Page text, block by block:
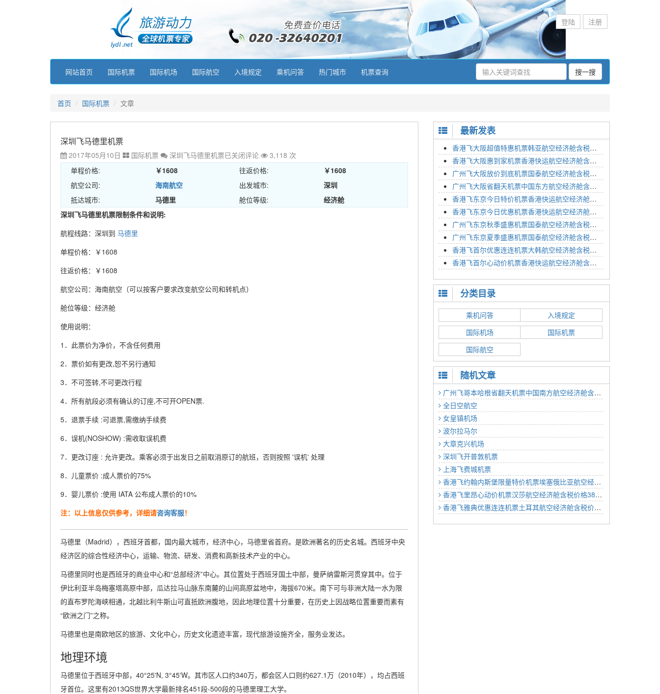
登陆 注册
网站首页 国际机票 国际机场 国际航空 入境规定 乘机问答 热门城市 机票查询 搜一搜
首页 国际机票 文章
深圳飞马德里机票
2017年05月10日 国际机票 深圳飞马德里机票已关闭评论
3,118 次
单程价格:
￥1608 往返价格:
￥1608
航空公司:
海南航空 出发城市:
深圳
抵达城市:
马德里 舱位等级:
经济舱
深圳飞马德里机票限制条件和说明:
航程线路：深圳到 马德里
单程价格：￥1608
往返价格：￥1608
航空公司：海南航空（可以按客户要求改变航空公司和转机点）
舱位等级：经济舱
使用说明：
1．此票价为净价，不含任何费用
2．票价如有更改,恕不另行通知
3．不可签转,不可更改行程
4．所有航段必须有确认的订座,不可开OPEN票.
5．退票手续 :可退票,需缴纳手续费
6．误机(NOSHOW) :需收取误机费
7．更改订座 : 允许更改。乘客必须于出发日之前取消原订的航班，否则按照 '误机' 处理
8．儿童票价 :成人票价的75%
9．婴儿票价 :使用 IATA 公布成人票价的10%
注：以上信息仅供参考，详细请咨询客服！
马德里（Madrid），西班牙首都，国内最大城市，经济中心，马德里省首府。是欧洲著名的历史名城。西班牙中央
经济区的综合性经济中心，运输、物流、研发、消费和高新技术产业的中心。
马德里同时也是西班牙的商业中心和“总部经济”中心。其位置处于西班牙国土中部，曼萨纳雷斯河贯穿其中。位于
伊比利亚半岛梅塞塔高原中部，瓜达拉马山脉东南麓的山间高原盆地中，海拔670米。南下可与非洲大陆一水为限
的直布罗陀海峡相通，北越比利牛斯山可直抵欧洲腹地，因此地理位置十分重要，在历史上因战略位置重要而素有
“欧洲之门”之称。
马德里也是南欧地区的旅游、文化中心，历史文化遗迹丰富，现代旅游设施齐全，服务业发达。
地理环境
马德里位于西班牙中部，40°25'N, 3°45'W。其市区人口约340万，都会区人口则约627.1万（2010年），均占西班
牙首位。这里有2013QS世界大学最新排名451段-500段的马德里理工大学。
最新发表
香港飞大阪超值特惠机票韩亚航空经济舱含税价格2295元2023年01月26日
香港飞大阪惠到家机票香港快运航空经济舱含税价格1648元2023年01月26日
广州飞大阪放价到底机票国泰航空经济舱含税价格3054元2023年01月26日
广州飞大阪省翻天机票中国东方航空经济舱含税价格2133元2023年01月26日
香港飞东京今日特价机票香港快运航空经济舱含税价格1762元2023年01月26日
香港飞东京今日优惠机票香港快运航空经济舱含税价格1545元2023年01月26日
广州飞东京秋季盛惠机票国泰航空经济舱含税价格4054元2023年01月26日
广州飞东京夏季盛惠机票国泰航空经济舱含税价格2614元2023年01月26日
香港飞首尔优惠连连机票大韩航空经济舱含税价格1350元2023年01月24日
香港飞首尔心动价机票香港快运航空经济舱含税价格1186元2023年01月24日
分类目录
乘机问答
入境规定
国际机场
国际机票
国际航空
随机文章
广州飞哥本哈根省翻天机票中国南方航空经济舱含税价格4140元2022年12月14日
全日空航空
女皇镇机场
波尔拉马尔
大章克兴机场
深圳飞开普敦机票
上海飞费城机票
香港飞约翰内斯堡限量特价机票埃塞俄比亚航空经济舱含税价格4888元2022年11月20日
香港飞里昂心动价机票汉莎航空经济舱含税价格3896元2022年12月13日
香港飞雅典优惠连连机票土耳其航空经济舱含税价格3902元2022年12月13日